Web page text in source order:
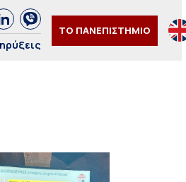
ΤΟ ΠΑΝΕΠΙΣΤΗΜΙΟ